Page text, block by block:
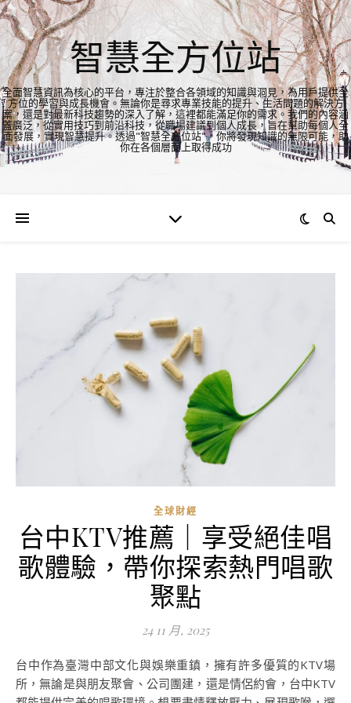
智慧全方位站
全面智慧資訊為核心的平台，專注於整合各領域的知識與洞見，為用戶提供全
方位的學習與成長機會。無論你是尋求專業技能的提升、生活問題的解決方
案，還是對最新科技趨勢的深入了解，這裡都能滿足你的需求。我們的內容涵
蓋廣泛，從實用技巧到前沿科技，從職場建議到個人成長，旨在幫助每個人全
面發展，實現智慧提升。透過"智慧全方位站"，你將發現知識的無限可能，助
你在各個層面上取得成功
全球財經
台中KTV推薦｜享受絕佳唱
歌體驗，帶你探索熱門唱歌
聚點
24 11 月, 2025
台中作為臺灣中部文化與娛樂重鎮，擁有許多優質的KTV場
所，無論是與朋友聚會、公司團建，還是情侶約會，台中KTV